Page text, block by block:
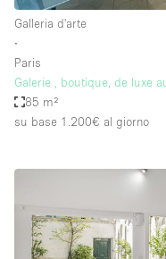
Galleria d'arte
∙
Paris
Galerie , boutique, de luxe
85 m²
su base 1.200€ al giorno